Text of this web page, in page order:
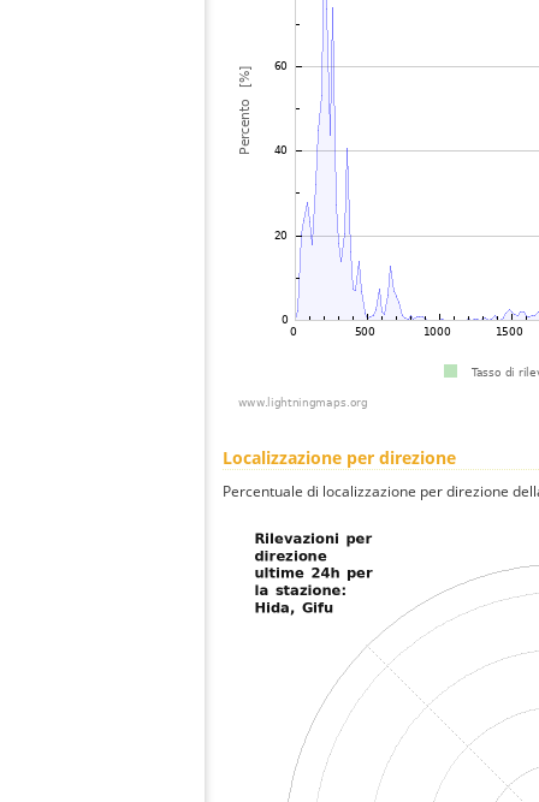
Localizzazione per direzione
Percentuale di localizzazione per direzione